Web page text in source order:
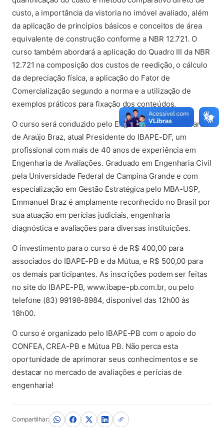
custo, a importância da vistoria no imóvel avaliado, além
da aplicação de princípios básicos e conceitos de área
equivalente de construção conforme a NBR 12.721. O
curso também abordará a aplicação do Quadro III da NBR
12.721 na composição dos custos de reedição, o cálculo
da depreciação física, a aplicação do Fator de
Comercialização segundo a norma e a utilização de
exemplos práticos para fixação dos conteúdos.
O curso será conduzido pelo Eng. Civil Emmanuel Carlos
de Araújo Braz, atual Presidente do IBAPE-DF, um
profissional com mais de 40 anos de experiência em
Engenharia de Avaliações. Graduado em Engenharia Civil
pela Universidade Federal de Campina Grande e com
especialização em Gestão Estratégica pelo MBA-USP,
Emmanuel Braz é amplamente reconhecido no Brasil por
sua atuação em perícias judiciais, engenharia
diagnóstica e avaliações para diversas instituições.
O investimento para o curso é de R$ 400,00 para
associados do IBAPE-PB e da Mútua, e R$ 500,00 para
os demais participantes. As inscrições podem ser feitas
no site do IBAPE-PB, www.ibape-pb.com.br, ou pelo
telefone (83) 99198-8984, disponível das 12h00 às
18h00.
O curso é organizado pelo IBAPE-PB com o apoio do
CONFEA, CREA-PB e Mútua PB. Não perca esta
oportunidade de aprimorar seus conhecimentos e se
destacar no mercado de avaliações e perícias de
engenharia!
Compartilhar: